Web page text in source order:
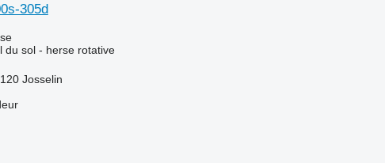
305d
du sol - herse rotative
Josselin